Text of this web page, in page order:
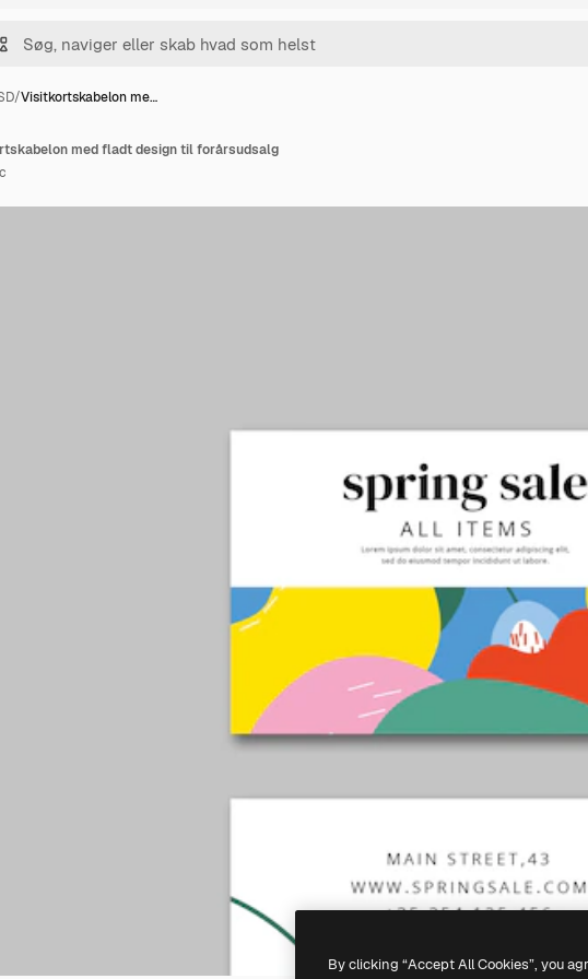
/Visitkortskabelon me…
med fladt design til forårsudsalg
By clicking “Accept All Cookies”, you